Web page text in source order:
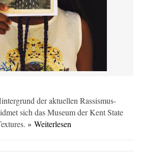
der aktuellen Rassismus-
sich das Museum der Kent State
» Weiterlesen